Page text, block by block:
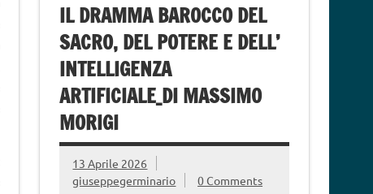
IL DRAMMA BAROCCO DEL
SACRO, DEL POTERE E DELL’
INTELLIGENZA
ARTIFICIALE_DI MASSIMO
MORIGI
13 Aprile 2026
giuseppegerminario
0 Comments